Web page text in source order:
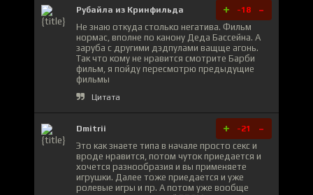
Рубайла из Кринфильда + -18 -
Не знаю откуда столько негатива. Фильм
нормас, вполне по канону Деда Бассейна. А
заруба с другими дэдпулами ващще агонь.
Так что кому не нравится смотрите Барби
фильм, я пойду пересмотрю предыдущие
фильмы
Цитата
Dmitrii + -21 -
Это как знаете типа в начале просто секс и
вроде нравится, потом чуток приедается и
хочется разнообразия и вы применяете
игрушки. Далее тоже приедается и уже
ролевые игры и пр. А потом уже вообще